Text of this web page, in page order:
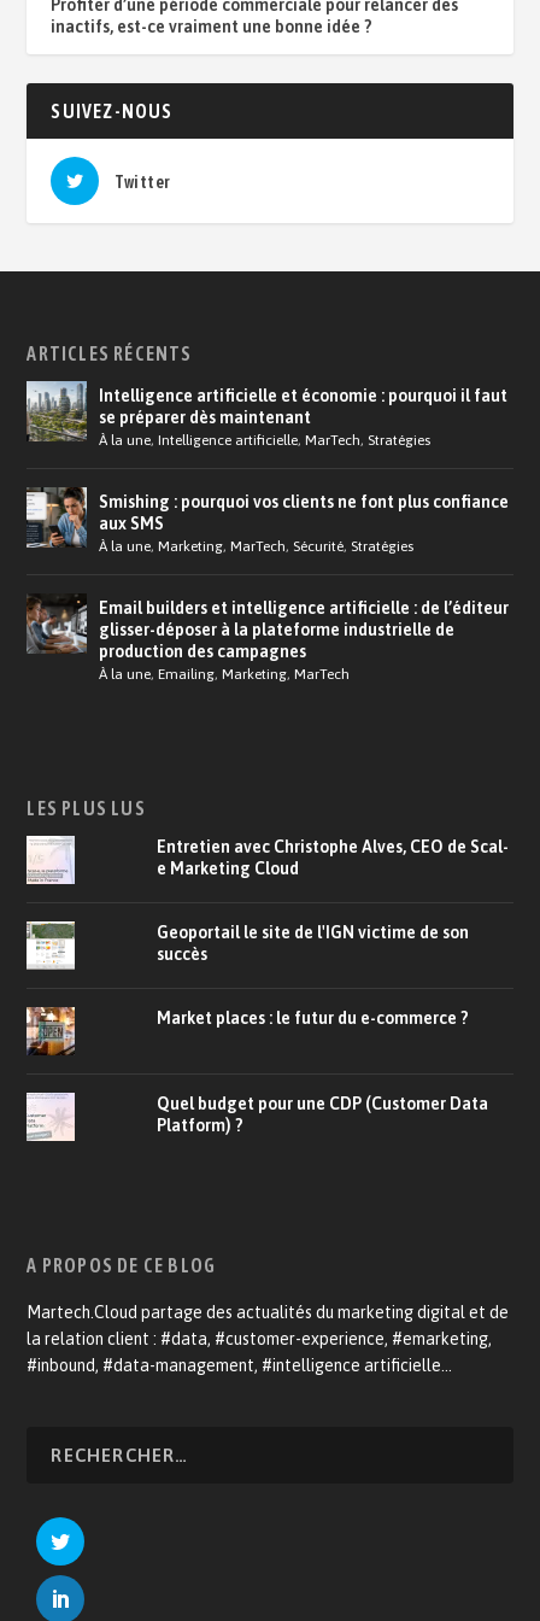
Profiter d’une période commerciale pour relancer des
inactifs, est-ce vraiment une bonne idée ?
SUIVEZ-NOUS
Twitter
ARTICLES RÉCENTS
Intelligence artificielle et économie : pourquoi il faut
se préparer dès maintenant
À la une,Intelligence artificielle,MarTech, Stratégies
Smishing : pourquoi vos clients ne font plus confiance
aux SMS
À la une,Marketing,MarTech, Sécurité, Stratégies
Email builders et intelligence artificielle : de l’éditeur
glisser-déposer à la plateforme industrielle de
production des campagnes
À la une,Emailing,Marketing,MarTech
LES PLUS LUS
Entretien avec Christophe Alves, CEO de Scal-
e Marketing Cloud
Geoportail le site de l'IGN victime de son
succès
Market places : le futur du e-commerce ?
Quel budget pour une CDP (Customer Data
Platform) ?
A PROPOS DE CE BLOG
Martech.Cloud partage des actualités du marketing digital et de
la relation client : #data, #customer-experience, #emarketing,
#inbound, #data-management, #intelligence artificielle…